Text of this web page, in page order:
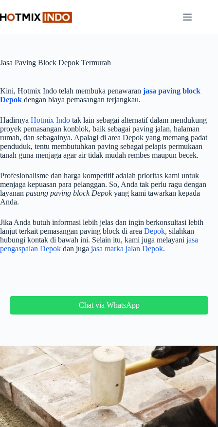
to
content
Jasa Paving Block Depok Termurah
Kini, Hotmix Indo telah membuka penawaran jasa paving block
Depok dengan biaya pemasangan terjangkau.
Hadirnya Hotmix Indo tak lain sebagai alternatif dalam mendukung
proyek pemasangan konblok, baik sebagai paving jalan, halaman
rumah, dan sebagainya. Apalagi di area Depok yang memang padat
penduduk, tentu membutuhkan paving sebagai pelapis permukaan
tanah guna menjaga agar air tidak mudah rembes maupun becek.
Profesionalisme dan harga kompetitif adalah prioritas kami untuk
menjaga kepuasan para pelanggan. So, Anda tak perlu ragu dengan
layanan pasang paving block Depokyang kami tawarkan kepada
Anda.
Jika Anda butuh informasi lebih jelas dan ingin berkonsultasi lebih
lanjut terkait pemasangan paving block di area Depok, silahkan
hubungi kontak di bawah ini. Selain itu, kami juga melayani jasa
pengaspalan Depok dan juga jasa marka jalan Depok.
Chat via WhatsApp